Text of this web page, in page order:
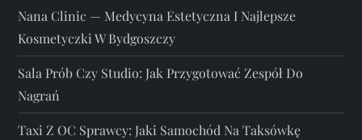
Nana Clinic — Medycyna Estetyczna I Najlepsze
Kosmetyczki W Bydgoszczy
Sala Prób Czy Studio: Jak Przygotować Zespół Do
Nagrań
Taxi Z OC Sprawcy: Jaki Samochód Na Taksówkę